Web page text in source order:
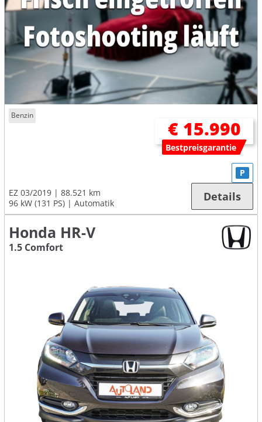
Benzin
€ 15.990
Bestpreisgarantie
EZ 03/2019
88.521 km
96 kW (131 PS)
Automatik
P
Details
Honda HR-V
1.5 Comfort